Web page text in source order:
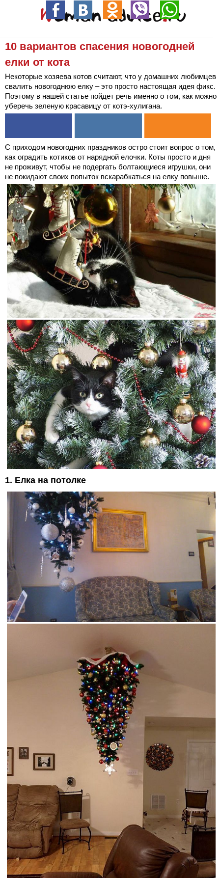
10 вариантов спасения новогодней
елки от кота
Некоторые хозяева котов считают, что у домашних любимцев
свалить новогоднюю елку – это просто настоящая идея фикс.
Поэтому в нашей статье пойдет речь именно о том, как можно
уберечь зеленую красавицу от котэ-хулигана.
С приходом новогодних праздников остро стоит вопрос о том,
как оградить котиков от нарядной елочки. Коты просто и дня
не проживут, чтобы не подергать болтающиеся игрушки, они
не покидают своих попыток вскарабкаться на елку повыше.
1. Елка на потолке